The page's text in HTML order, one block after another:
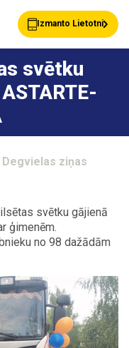
Izmanto Lietotni
Jaunumi
Klientu Kartes
Astarte Bizness
Par ASTARTE
svētku
Degvielas ziņas
svētku gājienā
ģimenēm.
no 98 dažādām